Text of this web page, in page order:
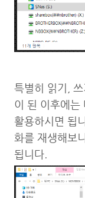
특별히 읽기,
이 된 이후에는
활용하시면 됩
화를 재생해보
됩니다.